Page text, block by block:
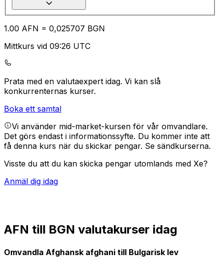
1.00 AFN = 0,025707 BGN
Mittkurs vid 09:26 UTC
Prata med en valutaexpert idag. Vi kan slå
konkurrenternas kurser.
Boka ett samtal
Vi använder mid-market-kursen för vår omvandlare.
Det görs endast i informationssyfte. Du kommer inte att
få denna kurs när du skickar pengar. Se sändkurserna.
Visste du att du kan skicka pengar utomlands med Xe?
Anmäl dig idag
AFN till BGN valutakurser idag
Omvandla Afghansk afghani till Bulgarisk lev